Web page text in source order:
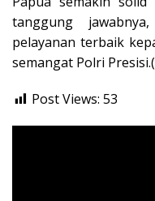
tanggung
pelayanan terbaik
semangat Polri
Post Views: 53